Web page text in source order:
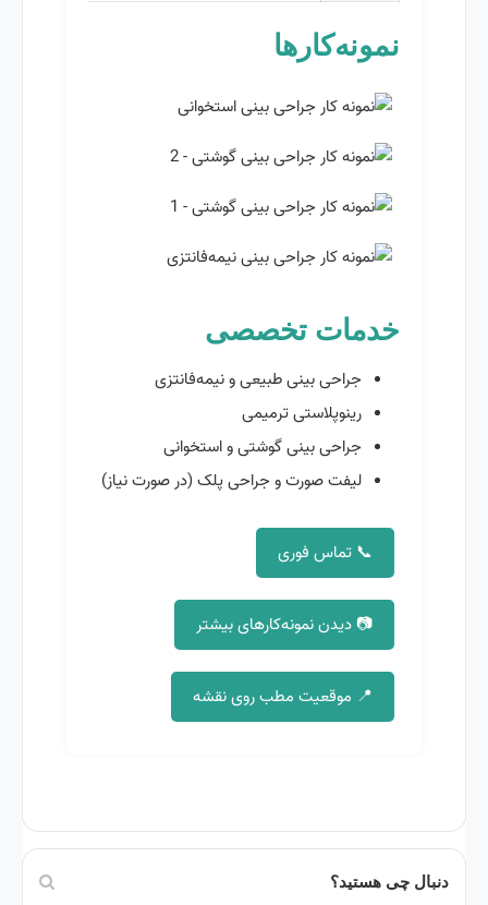
نمونه‌کارها
خدمات تخصصی
جراحی بینی طبیعی و نیمه‌فانتزی
رینوپلاستی ترمیمی
جراحی بینی گوشتی و استخوانی
لیفت صورت و جراحی پلک (در صورت نیاز)
📞 تماس فوری
📷 دیدن نمونه‌کارهای بیشتر
📍 موقعیت مطب روی نقشه
دنبال چی هستید؟